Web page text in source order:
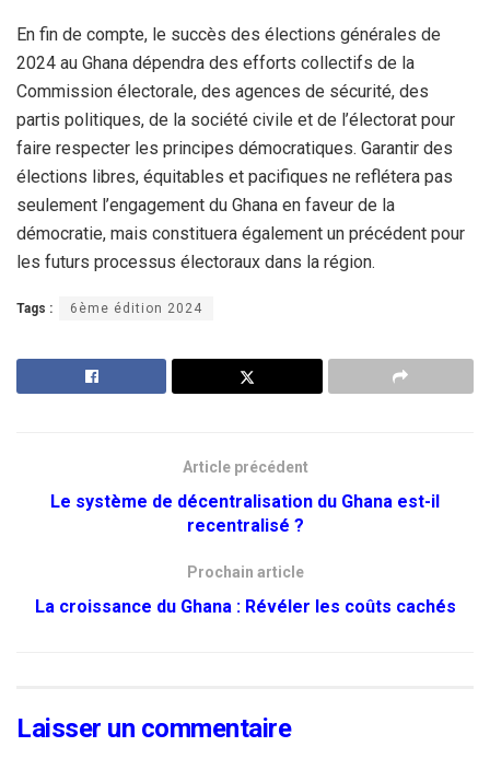
En fin de compte, le succès des élections générales de
2024 au Ghana dépendra des efforts collectifs de la
Commission électorale, des agences de sécurité, des
partis politiques, de la société civile et de l’électorat pour
faire respecter les principes démocratiques. Garantir des
élections libres, équitables et pacifiques ne reflétera pas
seulement l’engagement du Ghana en faveur de la
démocratie, mais constituera également un précédent pour
les futurs processus électoraux dans la région.
Tags : 6ème édition 2024
Article précédent
Le système de décentralisation du Ghana est-il
recentralisé ?
Prochain article
La croissance du Ghana : Révéler les coûts cachés
Laisser un commentaire